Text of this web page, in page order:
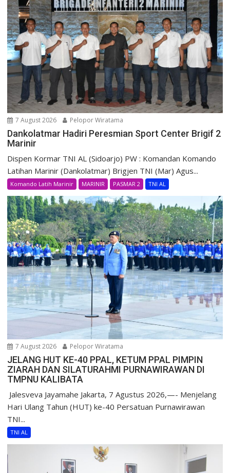
7 August 2026 Pelopor Wiratama
Dankolatmar Hadiri Peresmian Sport Center Brigif 2
Marinir
Dispen Kormar TNI AL (Sidoarjo) PW : Komandan Komando
Latihan Marinir (Dankolatmar) Brigjen TNI (Mar) Agus...
Komando Latih Marinir MARINIR PASMAR 2 TNI AL
7 August 2026 Pelopor Wiratama
JELANG HUT KE-40 PPAL, KETUM PPAL PIMPIN
ZIARAH DAN SILATURAHMI PURNAWIRAWAN DI
TMPNU KALIBATA
​ Jalesveva Jayamahe Jakarta, 7 Agustus 2026,—- Menjelang
Hari Ulang Tahun (HUT) ke-40 Persatuan Purnawirawan
TNI...
TNI AL